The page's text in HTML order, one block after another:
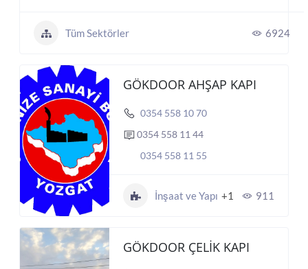
Tüm Sektörler 6924
GÖKDOOR AHŞAP KAPI
0354 558 10 70
0354 558 11 44
0354 558 11 55
İnşaat ve Yapı +1 911
GÖKDOOR ÇELİK KAPI